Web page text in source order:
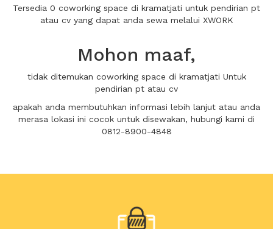
Tersedia 0 coworking space di kramatjati untuk pendirian pt
atau cv yang dapat anda sewa melalui XWORK
Mohon maaf,
tidak ditemukan coworking space di kramatjati Untuk
pendirian pt atau cv
apakah anda membutuhkan informasi lebih lanjut atau anda
merasa lokasi ini cocok untuk disewakan, hubungi kami di
0812-8900-4848